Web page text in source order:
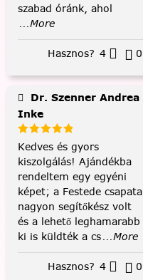
szabad óránk, ahol
...More
Hasznos? 4 0
Inke
Kedves és gyors
kiszolgálás! Ajándékba
rendeltem egy egyéni
képet; a Festede csapata
nagyon segítőkész volt
és a lehető leghamarabb
ki is küldték a cs...More
Hasznos? 4 0